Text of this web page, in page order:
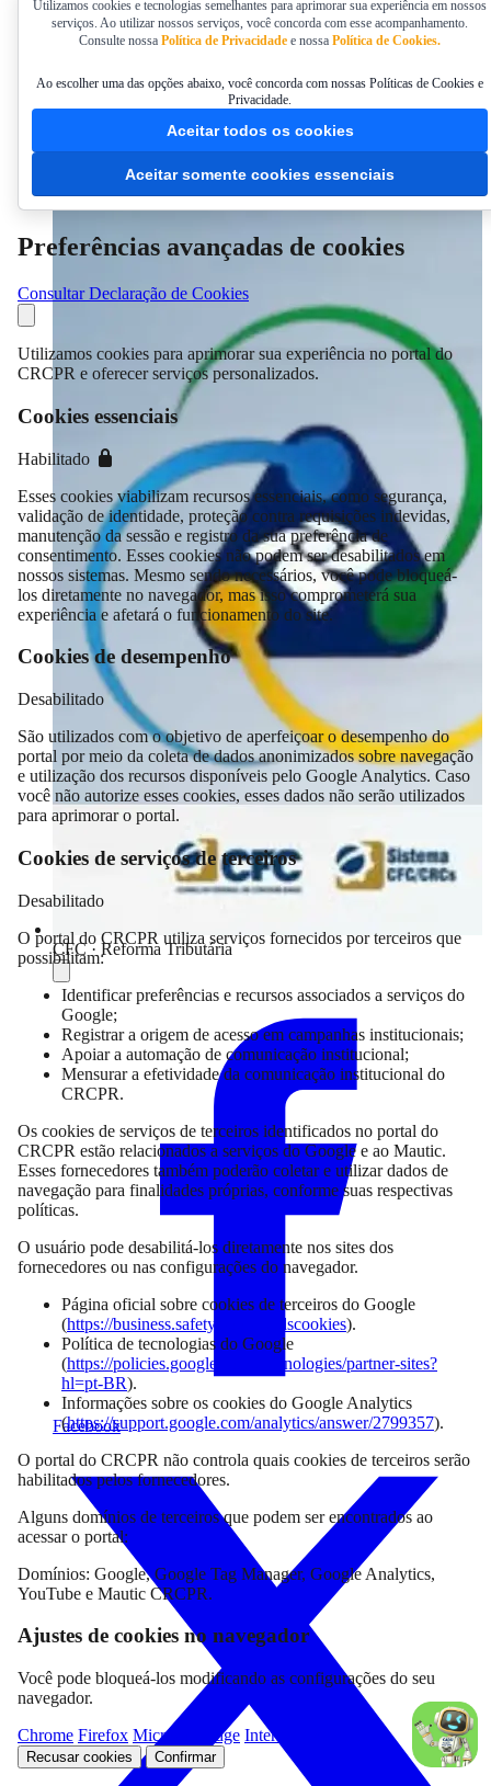
Evento contará com mais de 80 estandes para cursos de
graduação
CFC · Reforma Tributária
Compartilhar
Facebook
Utilizamos cookies e tecnologias semelhantes para aprimorar sua experiência em nossos
serviços. Ao utilizar nossos serviços, você concorda com esse acompanhamento.
Consulte nossa Política de Privacidade e nossa Política de Cookies.
Ao escolher uma das opções abaixo, você concorda com nossas Políticas de Cookies e
Privacidade.
Aceitar todos os cookies
Aceitar somente cookies essenciais
Preferências avançadas de cookies
Consultar Declaração de Cookies
Utilizamos cookies para aprimorar sua experiência no portal do
CRCPR e oferecer serviços personalizados.
Cookies essenciais
Habilitado
Esses cookies viabilizam recursos essenciais, como segurança,
validação de identidade, proteção contra requisições indevidas,
manutenção da sessão e registro da sua preferência de
consentimento. Esses cookies não podem ser desabilitados em
nossos sistemas. Mesmo sendo necessários, você pode bloqueá-
los diretamente no navegador, mas isso comprometerá sua
experiência e afetará o funcionamento do site.
Cookies de desempenho
Desabilitado
São utilizados com o objetivo de aperfeiçoar o desempenho do
portal por meio da coleta de dados anonimizados sobre navegação
e utilização dos recursos disponíveis pelo Google Analytics. Caso
você não autorize esses cookies, esses dados não serão utilizados
para aprimorar o portal.
Cookies de serviços de terceiros
Desabilitado
O portal do CRCPR utiliza serviços fornecidos por terceiros que
possibilitam:
Identificar preferências e recursos associados a serviços do
Google;
Registrar a origem de acesso em campanhas institucionais;
Apoiar a automação de comunicação institucional;
Mensurar a efetividade da comunicação institucional do
CRCPR.
Os cookies de serviços de terceiros identificados no portal do
CRCPR estão relacionados a serviços do Google e ao Mautic.
Esses fornecedores também poderão coletar e utilizar dados de
navegação para finalidades próprias, conforme suas respectivas
políticas.
O usuário pode desabilitá-los diretamente nos sites dos
fornecedores ou nas configurações do navegador.
Página oficial sobre cookies de terceiros do Google
(https://business.safety.google/adscookies).
Política de tecnologias do Google
(https://policies.google.com/technologies/partner-sites?
hl=pt-BR).
Informações sobre os cookies do Google Analytics
(https://support.google.com/analytics/answer/2799357).
O portal do CRCPR não controla quais cookies de terceiros serão
habilitados pelos fornecedores.
Alguns domínios de terceiros que podem ser encontrados ao
acessar o portal:
Domínios: Google, Google Tag Manager, Google Analytics,
YouTube e Mautic CRCPR.
Ajustes de cookies no navegador
Você pode bloqueá-los modificando as configurações do seu
navegador.
Chrome Firefox Microsoft Edge Internet Explorer
Recusar cookies Confirmar